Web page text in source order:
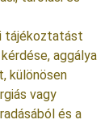
tájékoztatást
aggálya
különösen
vagy
és a